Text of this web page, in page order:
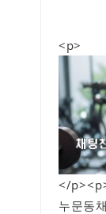
<p>
</
누문동